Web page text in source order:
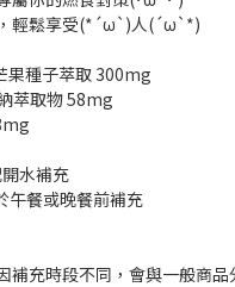
輕鬆享受(*´ω`)人(´ω`*)
果種子萃取 300mg
萃取物 58mg
水補充
餐或晚餐前補充
補充時段不同，會與一般商品